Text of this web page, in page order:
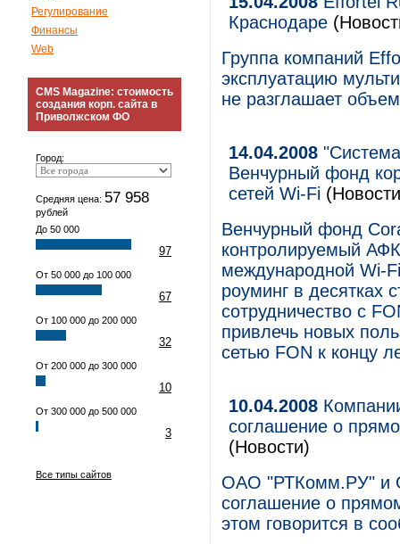
Регулирование
Финансы
Web
CMS Magazine: стоимость
создания корп. сайта в
Приволжском ФО
Город:
Средняя цена: 57 958
рублей
До 50 000
97
От 50 000 до 100 000
67
От 100 000 до 200 000
32
От 200 000 до 300 000
10
От 300 000 до 500 000
3
Все типы сайтов
Краснодаре
Группа компаний
эксплуатацию
не разглашает
14.04.2008
Венчурный фонд
сетей Wi-Fi
Венчурный фонд
контролируемый
международной Wi-
роуминг в десятках
сотрудничество с
привлечь новых
сетью FON к концу
10.04.2008
соглашение о
(Новости)
ОАО "РТКомм.РУ" и
соглашение о
этом говорится в